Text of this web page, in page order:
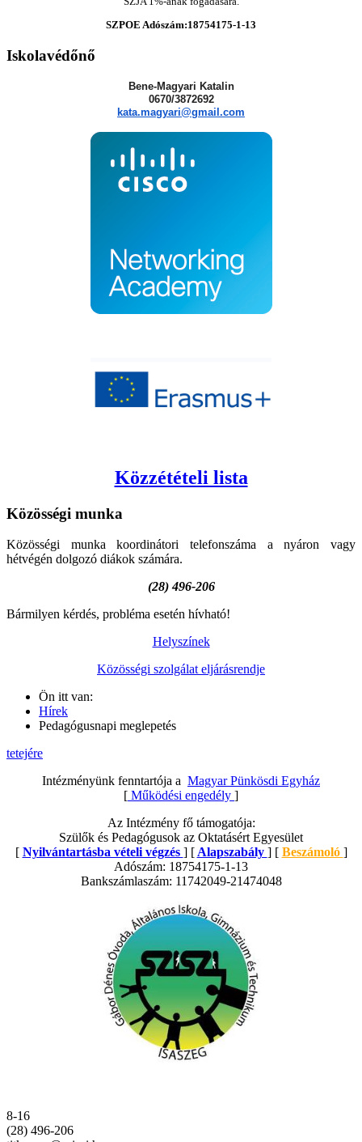
SZPOE Adószám:18754175-1-13
Iskolavédőnő
Bene-Magyari Katalin
0670/3872692
kata.magyari@gmail.com
Közzétételi lista
Közösségi munka
Közösségi munka koordinátori telefonszáma a nyáron vagy
hétvégén dolgozó diákok számára.
(28) 496-206
Bármilyen kérdés, probléma esetén hívható!
Helyszínek
Közösségi szolgálat eljárásrendje
Ön itt van:
Hírek
Pedagógusnapi meglepetés
tetejére
Intézményünk fenntartója a Magyar Pünkösdi Egyház
[ Működési engedély ]
Az Intézmény fő támogatója:
Szülők és Pedagógusok az Oktatásért Egyesület
[ Nyilvántartásba vételi végzés ] [ Alapszabály ] [ Beszámoló ]
Adószám: 18754175-1-13
Bankszámlaszám: 11742049-21474048
8-16
(28) 496-206